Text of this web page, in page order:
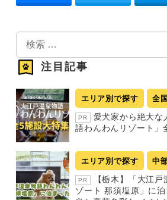
検
索
注目記事
エリア別で探す 全
PR
愛犬家から絶大な
語わんわんリゾート」
エリア別で探す 中
PR
【栃木】「大江戸
ゾート 那須塩原」に